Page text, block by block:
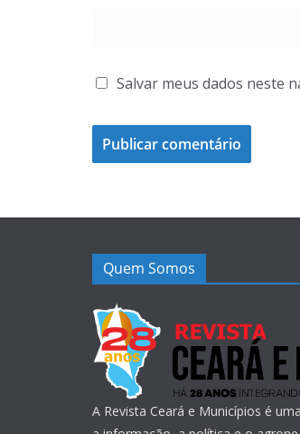
Salvar meus dados neste
Quem Somos
A Revista Ceará e Municípios é